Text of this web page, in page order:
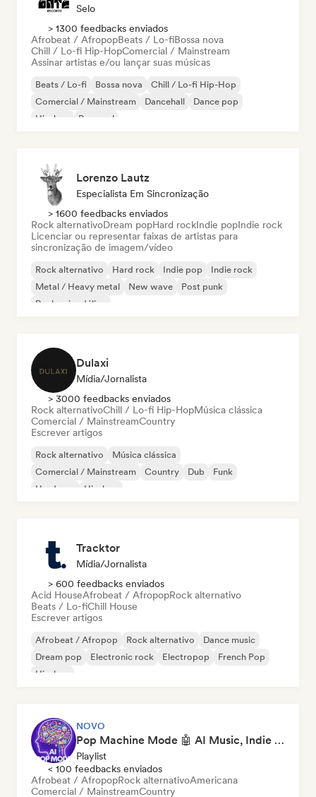
Selo
> 1300 feedbacks enviados
Afrobeat / AfropopBeats / Lo-fiBossa nova
Chill / Lo-fi Hip-HopComercial / Mainstream
Assinar artistas e/ou lançar suas músicas
Beats / Lo-fi Bossa nova
Chill / Lo-fi Hip-Hop
Comercial / Mainstream
Dancehall
Dance pop
Hip-hop
Pop soul
Lorenzo Lautz
Especialista Em Sincronização
> 1600 feedbacks enviados
Rock alternativoDream popHard rockIndie popIndie rock
Licenciar ou representar faixas de artistas para
sincronização de imagem/vídeo
Rock alternativo Hard rock Indie pop
Indie rock
Metal / Heavy metal
New wave
Post punk
Rock psicodélico
Dulaxi
Mídia/Jornalista
> 3000 feedbacks enviados
Rock alternativoChill / Lo-fi Hip-HopMúsica clássica
Comercial / MainstreamCountry
Escrever artigos
Rock alternativo
Música clássica
Comercial / Mainstream
Country Dub
Funk
Hardcore
Hip-hop
Tracktor
Mídia/Jornalista
> 600 feedbacks enviados
Acid HouseAfrobeat / AfropopRock alternativo
Beats / Lo-fiChill House
Escrever artigos
Afrobeat / Afropop Rock alternativo
Dance music
Dream pop
Electronic rock Electropop
French Pop
Hip-hop
NOVO
Pop Machine Mode 🤖 AI Music, Indie Pop & Dream Pop
Playlist
< 100 feedbacks enviados
Afrobeat / AfropopRock alternativoAmericana
Comercial / MainstreamCountry